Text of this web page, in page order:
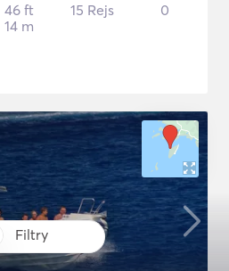
Filtry
46 ft
14 m
15 Rejs 0